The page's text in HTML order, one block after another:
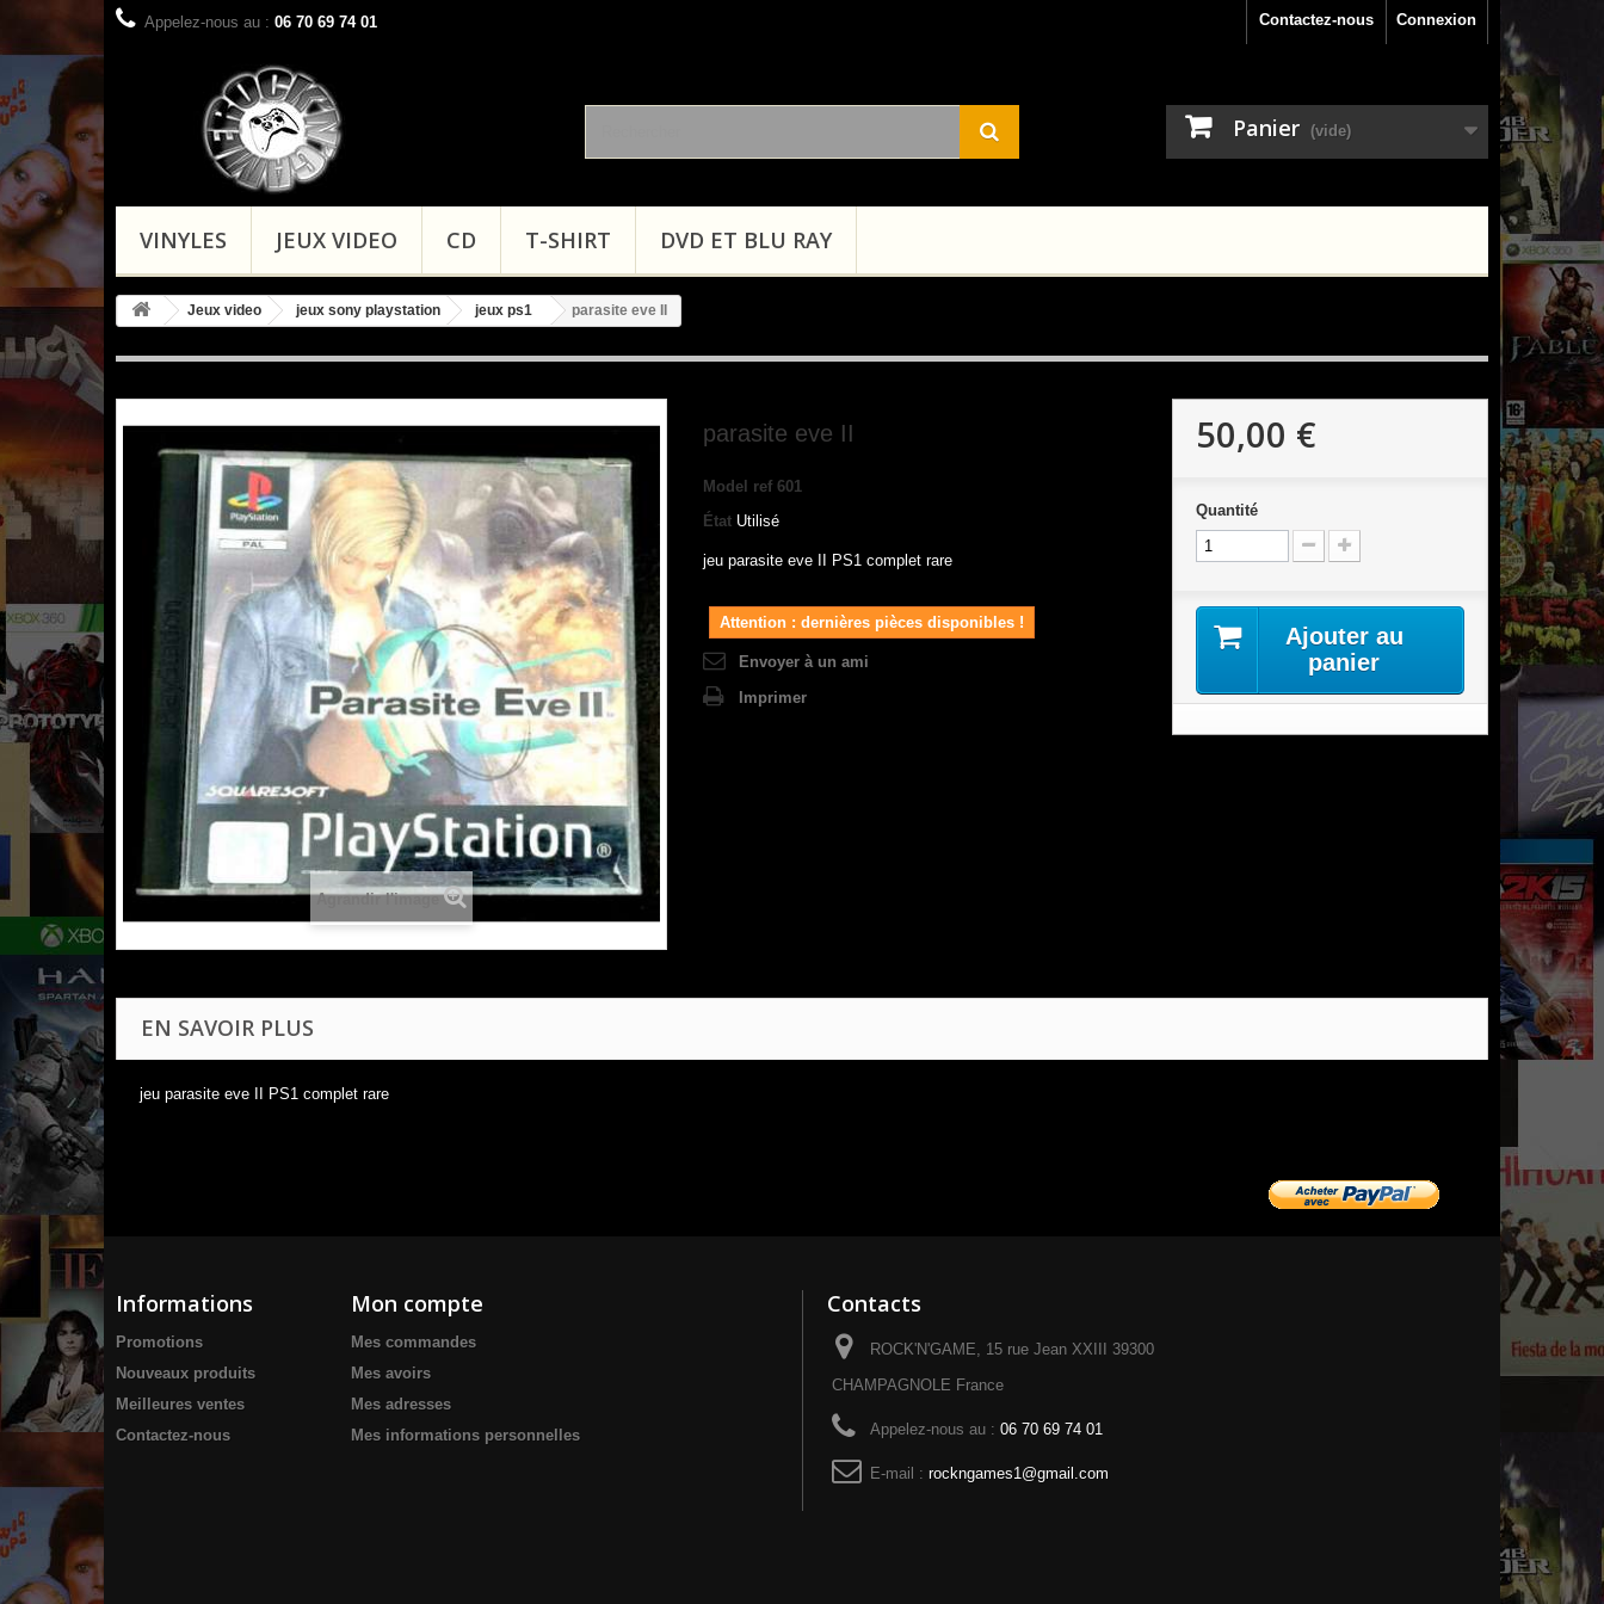
Connexion
Contactez-nous
Appelez-nous au : 06 70 69 74 01
Panier (vide)
VINYLES JEUX VIDEO CD T-SHIRT DVD ET BLU RAY
Jeux video jeux sony playstation jeux ps1 parasite eve II
Agrandir l'image
parasite eve II
Model ref 601
État Utilisé
jeu parasite eve II PS1 complet rare
Attention : dernières pièces disponibles !
Envoyer à un ami
Imprimer
50,00 €
Quantité
Ajouter au
panier
EN SAVOIR PLUS
jeu parasite eve II PS1 complet rare
Informations
Promotions
Nouveaux produits
Meilleures ventes
Contactez-nous
Mon compte
Mes commandes
Mes avoirs
Mes adresses
Mes informations personnelles
Contacts
ROCK'N'GAME, 15 rue Jean XXIII 39300
CHAMPAGNOLE France
Appelez-nous au : 06 70 69 74 01
E-mail : rockngames1@gmail.com